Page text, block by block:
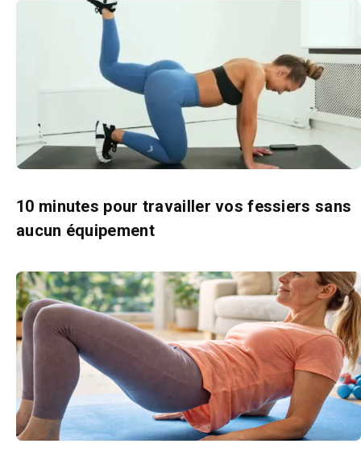
10 minutes pour travailler vos fessiers sans
aucun équipement